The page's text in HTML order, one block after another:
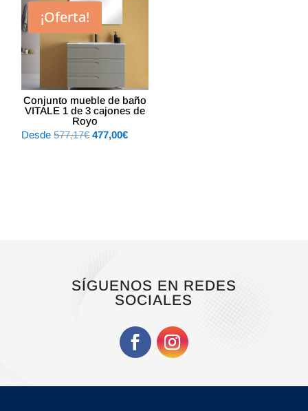
¡Oferta!
Conjunto mueble de baño
VITALE 1 de 3 cajones de
Royo
Desde 577,17€ El
477,00€El
SÍGUENOS EN REDES
SOCIALES